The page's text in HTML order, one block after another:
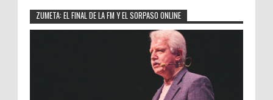
ZUMETA: EL FINAL DE LA FM Y EL SORPASO ONLINE